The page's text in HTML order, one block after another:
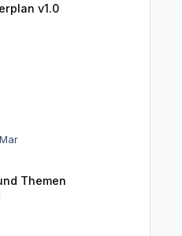
v1.0
Themen